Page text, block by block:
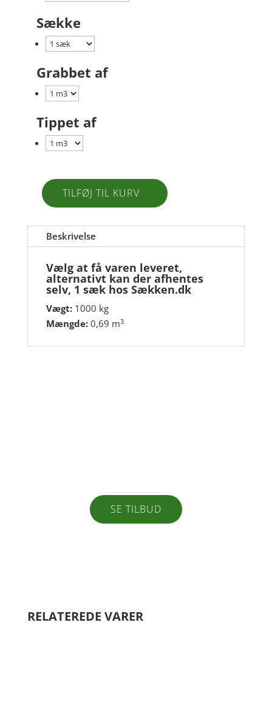
Sække
Grabbet af
Tippet af
4080
/
Kirkegårdssten
antal
TILFØJ TIL KURV
Beskrivelse
Vælg at få varen leveret,
alternativt kan der afhentes
selv, 1 sæk hos Sækken.dk
Vægt:1000 kg
Mængde:0,69 m3
SE TILBUD
RELATEREDE VARER